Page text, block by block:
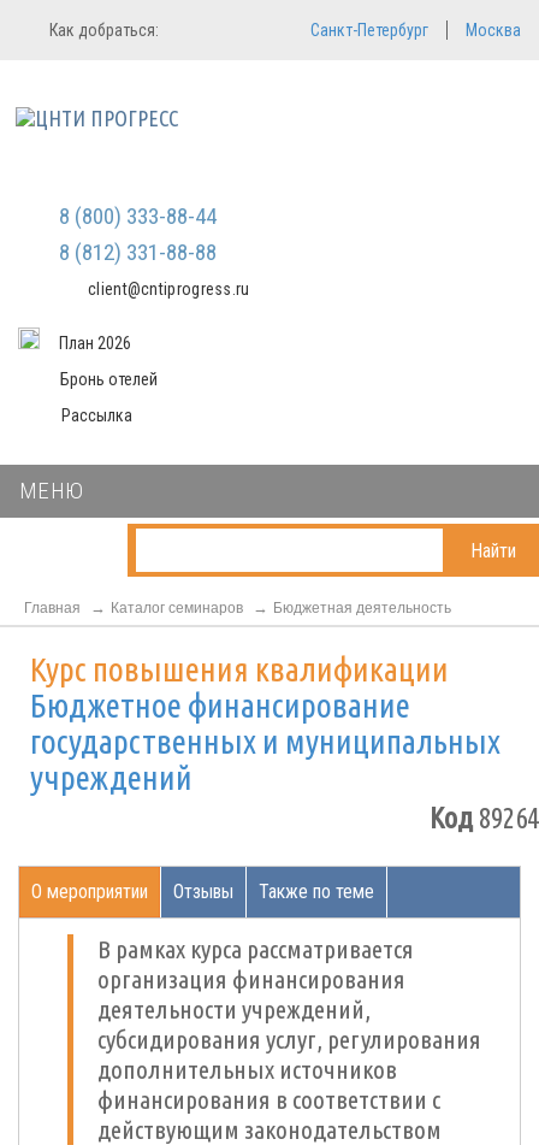
Регистрация
Мы не передаем ваши данные
третьим лицам и не рассылаем
Вход в систему
Как добраться: Санкт-Петербург Москва
8 (800) 333-88-44
8 (812) 331-88-88
client@cntiprogress.ru
План 2026
Бронь отелей
Рассылка
МЕНЮ
Найти
Главная Каталог семинаров Бюджетная деятельность
Курс повышения квалификации
Бюджетное финансирование
государственных и муниципальных
учреждений
Код89264
О мероприятии Отзывы Также по теме
В рамках курса рассматривается
организация финансирования
деятельности учреждений,
субсидирования услуг, регулирования
дополнительных источников
финансирования в соответствии с
действующим законодательством